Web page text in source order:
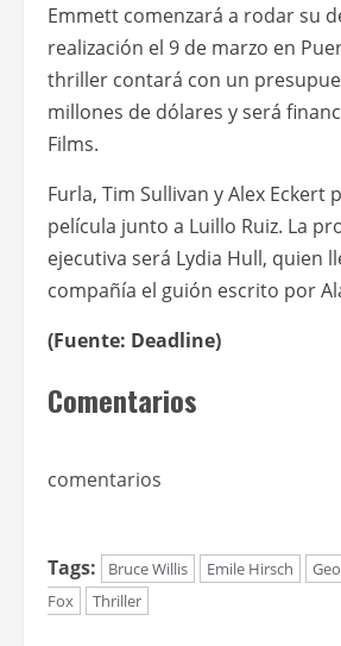
Emmett comenzará a rodar su
realización el 9 de marzo en
thriller contará con un
millones de dólares y será
Films.
Furla, Tim Sullivan y Alex Eckert
película junto a Luillo Ruiz. La
ejecutiva será Lydia Hull, quien
compañía el guión escrito por
(Fuente: Deadline)
Comentarios
comentarios
Tags: Bruce Willis Emile Hirsch
Fox
Thriller